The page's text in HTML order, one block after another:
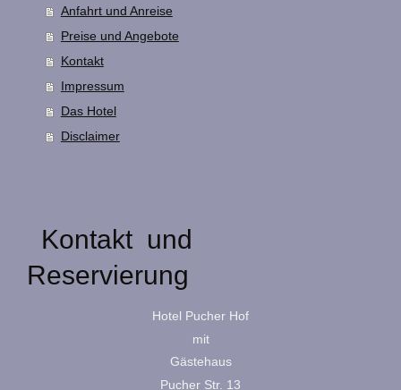
Anfahrt und Anreise
Preise und Angebote
Kontakt
Impressum
Das Hotel
Disclaimer
Kontakt und
Reservierung
Hotel Pucher Hof
mit
Gästehaus
Pucher Str. 13